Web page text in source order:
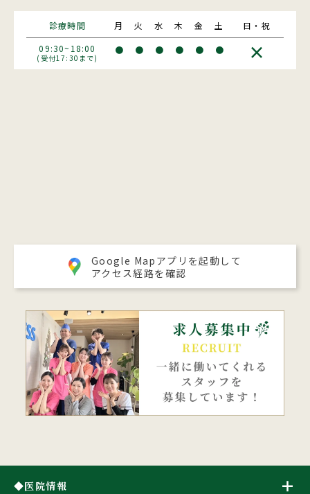
診療時間 月 火 水 木 金 土
日・祝
09:30~18:00
(受付17:30まで)
● ● ● ● ● ● ×
Google Mapアプリを起動して
アクセス経路を確認
医院情報